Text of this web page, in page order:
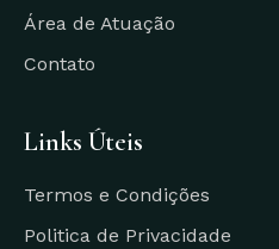
Área de Atuação
Contato
Links Úteis
Termos e Condições
Politica de Privacidade